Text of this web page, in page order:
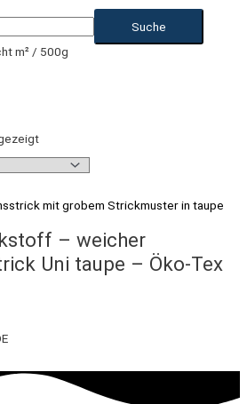
m² / 500g
– weicher
Uni taupe – Öko-Tex